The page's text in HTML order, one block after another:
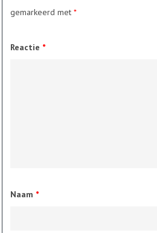
gemarkeerd met*
Reactie *
Naam *